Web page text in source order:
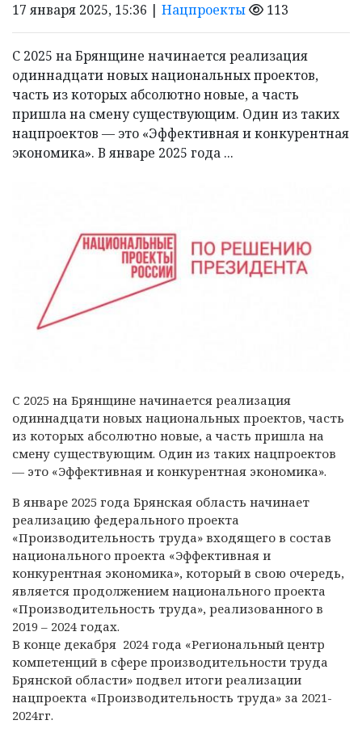
17 января 2025, 15:36 | Нацпроекты 113
С 2025 на Брянщине начинается реализация
одиннадцати новых национальных проектов,
часть из которых абсолютно новые, а часть
пришла на смену существующим. Один из таких
нацпроектов — это «Эффективная и конкурентная
экономика». В январе 2025 года ...
С 2025 на Брянщине начинается реализация
одиннадцати новых национальных проектов, часть
из которых абсолютно новые, а часть пришла на
смену существующим. Один из таких нацпроектов
— это «Эффективная и конкурентная экономика».
В январе 2025 года Брянская область начинает
реализацию федерального проекта
«Производительность труда» входящего в состав
национального проекта «Эффективная и
конкурентная экономика», который в свою очередь,
является продолжением национального проекта
«Производительность труда», реализованного в
2019 – 2024 годах.
В конце декабря 2024 года «Региональный центр
компетенций в сфере производительности труда
Брянской области» подвел итоги реализации
нацпроекта «Производительность труда» за 2021-
2024гг.